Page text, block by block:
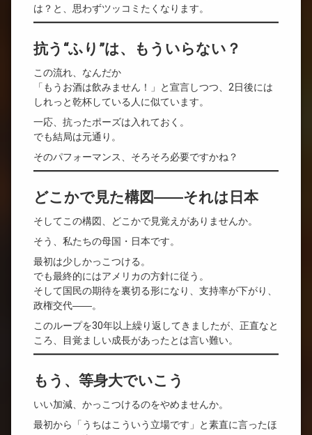
は？と、思わずツッコミたくなります。
抗う“ふり”は、もういらない？
この流れ、なんだか
「もうお酒は飲みません！」と宣言しつつ、2日後には
しれっと乾杯している人に似ています。
一応、抗ったポーズは入れておく。
でも結局は元通り。
そのパフォーマンス、そろそろ必要ですかね？
どこかで見た構図――それは日本
そしてこの構図、どこかで見覚えがありませんか。
そう、私たちの母国・日本です。
最初は少しかっこつける。
でも最終的にはアメリカの方針に従う。
そして国民の期待を裏切る形になり、支持率が下がり、
政権交代――。
このループを30年以上繰り返してきましたが、正直なと
ころ、目覚ましい成長があったとは言い難い。
もう、等身大でいこう
いい加減、かっこつけるのをやめませんか。
最初から「うちはこういう立場です」と素直に言ったほ